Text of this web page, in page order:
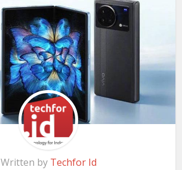
Written by Techfor Id